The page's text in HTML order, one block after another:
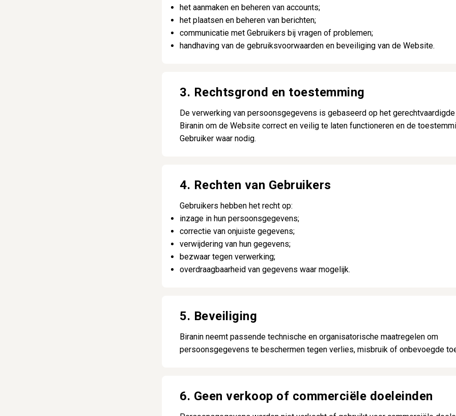
het aanmaken en beheren van accounts;
het plaatsen en beheren van berichten;
communicatie met Gebruikers bij vragen of problemen;
handhaving van de gebruiksvoorwaarden en beveiliging van de Website.
3. Rechtsgrond en toestemming
De verwerking van persoonsgegevens is gebaseerd op het
Biranin om de Website correct en veilig te laten functioneren en de
Gebruiker waar nodig.
4. Rechten van Gebruikers
Gebruikers hebben het recht op:
inzage in hun persoonsgegevens;
correctie van onjuiste gegevens;
verwijdering van hun gegevens;
bezwaar tegen verwerking;
overdraagbaarheid van gegevens waar mogelijk.
5. Beveiliging
Biranin neemt passende technische en organisatorische maatregelen om
persoonsgegevens te beschermen tegen verlies, misbruik of onbevoegde
6. Geen verkoop of commerciële doeleinden